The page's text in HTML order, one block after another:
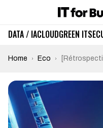
DATA / IACLOUDGREEN IT
Home Eco